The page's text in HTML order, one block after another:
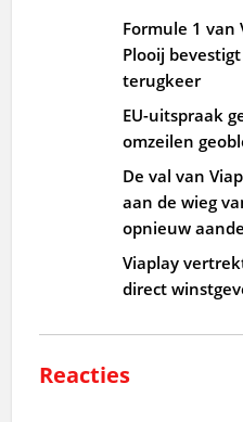
Formule 1 van
Plooij
terugkeer
EU-uitspraak
omzeilen
De val van
aan de wieg
opnieuw
Viaplay
direct
Reacties